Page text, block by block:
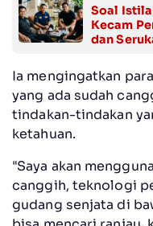
Soal
Kecam
dan
Ia mengingatkan
yang ada sudah
tindakan-tindakan
ketahuan.
"Saya akan
canggih, teknologi
gudang senjata di